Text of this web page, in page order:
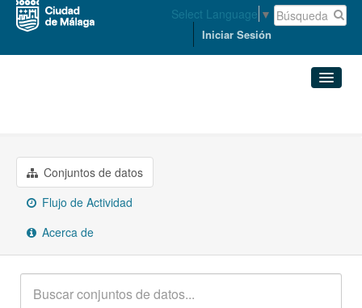
Select Language ▼
Iniciar Sesión
Organizaciones
Grupos
Acerca de
Conjuntos de datos
Flujo de Actividad
Acerca de